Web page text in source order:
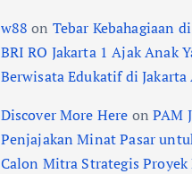
w88 on Tebar Kebahagiaan
BRI RO Jakarta 1 Ajak Anak
Berwisata Edukatif di
Discover More Here onPAM
Penjajakan Minat Pasar
Calon Mitra Strategis